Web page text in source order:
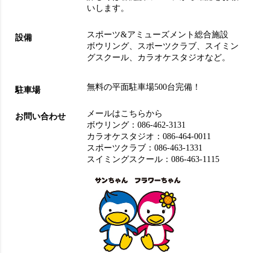
いします。
設備
スポーツ&アミューズメント総合施設
ボウリング、 スポーツクラブ、 スイミン
グスクール、 カラオケスタジオなど。
駐車場 無料の平面駐車場500台完備！
お問い合わせ
メールはこちらから
ボウリング：086-462-3131
カラオケスタジオ：086-464-0011
スポーツクラブ：086-463-1331
スイミングスクール：086-463-1115